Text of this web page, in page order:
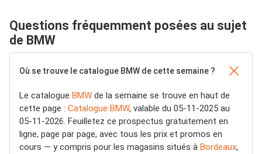
Questions fréquemment posées au sujet
de BMW
Où se trouve le catalogue BMW de cette semaine ?
Le catalogue BMW de la semaine se trouve en haut de
cette page : Catalogue BMW, valable du 05-11-2025 au
05-11-2026. Feuilletez ce prospectus gratuitement en
ligne, page par page, avec tous les prix et promos en
cours — y compris pour les magasins situés à Bordeaux,